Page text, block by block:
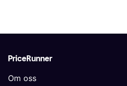
PriceRunner
Om oss